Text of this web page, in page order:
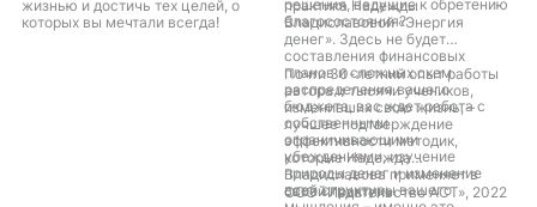
жизнью и достичь тех целей, о
которых вы мечтали всегда!
решения, ведущие к обретению
благосостояния?
практика Надежды
Владиславовой «Энергия
денег». Здесь не будет
составления финансовых
планов и сложных схем
распределения вашего
бюджета, вас ждет работа с
собственными
ограничивающими
убеждениями, изучение
природы денег и изменение
всей структуры вашего
Почти 30-летний опыт работы
автора и тысячи учеников,
изменивших свою жизнь, –
лучшее подтверждение
эффективности методик,
которые Надежда
Владиславова применяет в
своей практике.
ООО «Издательство АСТ», 2022